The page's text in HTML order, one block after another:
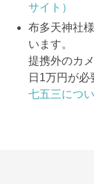
サイト）
布多天神社
います。
提携外のカ
日1万円が必
七五三につ